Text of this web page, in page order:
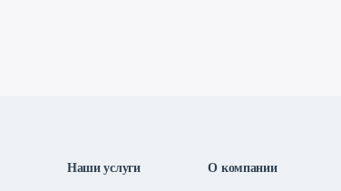
Наши услуги О компании